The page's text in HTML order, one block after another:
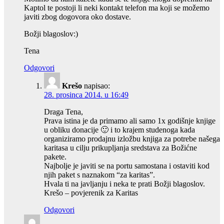
Kaptol te postoji li neki kontakt telefon ma koji se možemo
javiti zbog dogovora oko dostave.
Božji blagoslov:)
Tena
Odgovori
Krešo napisao:
28. prosinca 2014. u 16:49
Draga Tena,
Prava istina je da primamo ali samo 1x godišnje knjige
u obliku donacije 🙂 i to krajem studenoga kada
organiziramo prodajnu izložbu knjiga za potrebe našega
karitasa u cilju prikupljanja sredstava za Božićne
pakete.
Najbolje je javiti se na portu samostana i ostaviti kod
njih paket s naznakom “za karitas”.
Hvala ti na javljanju i neka te prati Božji blagoslov.
Krešo – povjerenik za Karitas
Odgovori